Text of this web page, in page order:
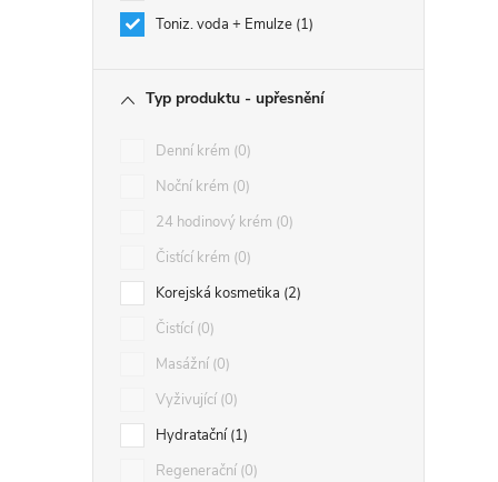
Toniz. voda + Emulze 1
Typ produktu - upřesnění
Denní krém 0
Noční krém 0
24 hodinový krém 0
Čistící krém 0
Korejská kosmetika 2
Čistící 0
Masážní 0
Vyživující 0
Hydratační 1
Regenerační 0